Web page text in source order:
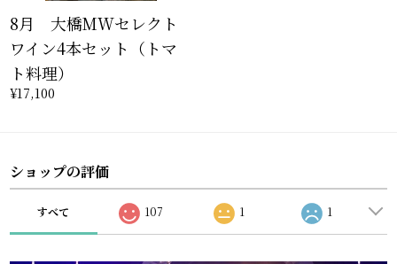
8月 大橋MWセレクト
ワイン4本セット（トマ
ト料理）
¥17,100
ショップの評価
すべて 107 1 1